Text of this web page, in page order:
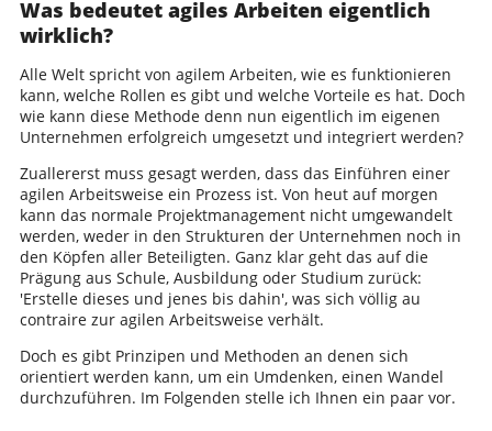
Was bedeutet agiles Arbeiten eigentlich
wirklich?
Alle Welt spricht von agilem Arbeiten, wie es funktionieren
kann, welche Rollen es gibt und welche Vorteile es hat. Doch
wie kann diese Methode denn nun eigentlich im eigenen
Unternehmen erfolgreich umgesetzt und integriert werden?
Zuallererst muss gesagt werden, dass das Einführen einer
agilen Arbeitsweise ein Prozess ist. Von heut auf morgen
kann das normale Projektmanagement nicht umgewandelt
werden, weder in den Strukturen der Unternehmen noch in
den Köpfen aller Beteiligten. Ganz klar geht das auf die
Prägung aus Schule, Ausbildung oder Studium zurück:
'Erstelle dieses und jenes bis dahin', was sich völlig au
contraire zur agilen Arbeitsweise verhält.
Doch es gibt Prinzipen und Methoden an denen sich
orientiert werden kann, um ein Umdenken, einen Wandel
durchzuführen. Im Folgenden stelle ich Ihnen ein paar vor.